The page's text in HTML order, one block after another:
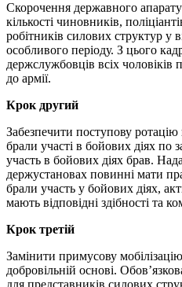
Скорочення державного
кількості чиновників,
робітників силових структур у
особливого періоду. З цього
держслужбовців всіх чоловіків
до армії.
Крок другий
Забезпечити поступову
брали участі в бойових діях по
участь в бойових діях брав.
держустановах повинні мати
брали участь у бойових діях,
мають відповідні здібності та
Крок третій
Замінити примусову
добровільній основі.